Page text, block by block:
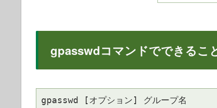
gpasswdコマンドでできるこ